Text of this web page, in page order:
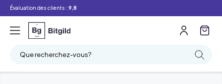
Évaluation des clients : 9,8
Que recherchez-vous?